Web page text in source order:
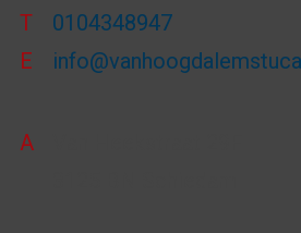
T
0104348947
E
A